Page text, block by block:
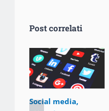
Post correlati
Social media,